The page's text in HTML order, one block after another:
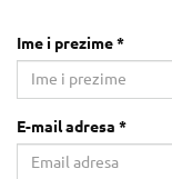
Ime i prezime *
E-mail adresa *